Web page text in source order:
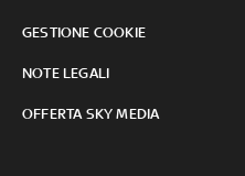
GESTIONE COOKIE
NOTE LEGALI
OFFERTA SKY MEDIA